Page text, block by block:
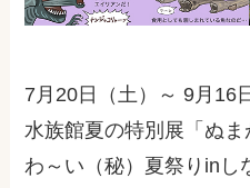
7月20日（土）～ 9月16
水族館夏の特別展「ぬ
わ～い（秘）夏祭りinし